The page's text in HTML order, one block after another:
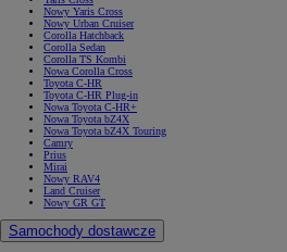
Nowy Yaris Cross
Nowy Urban Cruiser
Corolla Hatchback
Corolla Sedan
Corolla TS Kombi
Nowa Corolla Cross
Toyota C-HR
Toyota C-HR Plug-in
Nowa Toyota C-HR+
Nowa Toyota bZ4X
Nowa Toyota bZ4X Touring
Camry
Prius
Mirai
Nowy RAV4
Land Cruiser
Nowy GR GT
Samochody dostawcze